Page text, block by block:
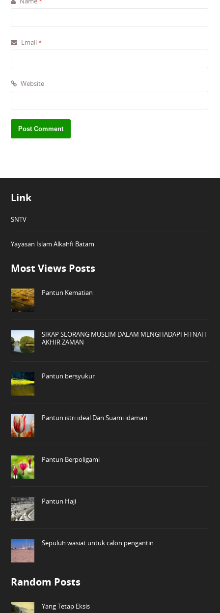
Email*
Website
Link
SNTV
Yayasan Islam Alkahfi Batam
Most Views Posts
Pantun Kematian
SIKAP SEORANG MUSLIM DALAM MENGHADAPI FITNAH
AKHIR ZAMAN
Pantun bersyukur
Pantun istri ideal Dan Suami idaman
Pantun Berpoligami
Pantun Haji
Sepuluh wasiat untuk calon pengantin
Random Posts
Yang Tetap Eksis